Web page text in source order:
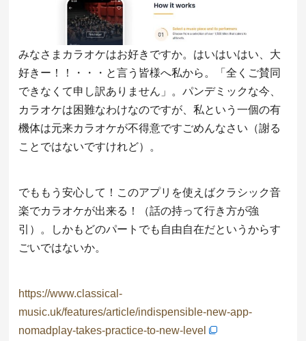
みなさまカラオケはお好きですか。はいはいはい、大
好きー！！・・・と言う皆様へ私から。「全くご賛同
できなくて申し訳ありません」。パンデミックな今、
カラオケは困難なわけなのですが、私という一個の有
機体は元来カラオケが不得意ですごめんなさい（謝る
ことではないですけれど）。
でももう安心して！このアプリを使えばクラシック音
楽でカラオケが出来る！（話の持って行き方が強
引）。しかもどのパートでも自由自在だというからす
ごいではないか。
https://www.classical-
music.uk/features/article/indispensible-new-app-
nomadplay-takes-practice-to-new-level